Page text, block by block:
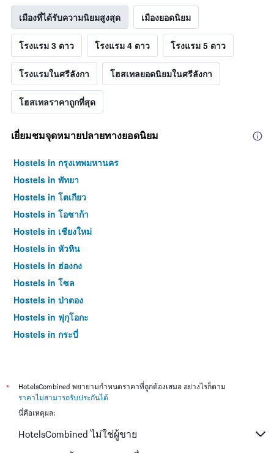
เมืองที่ได้รับความนิยมสูงสุด เมืองยอดนิยม
โรงแรม 3 ดาว โรงแรม 4 ดาว โรงแรม 5 ดาว
โรงแรมในศรีลังกา โฮสเทลยอดนิยมในศรีลังกา
โฮสเทลราคาถูกที่สุด
เยี่ยมชมจุดหมายปลายทางยอดนิยม
Hostels in กรุงเทพมหานคร
Hostels in พัทยา
Hostels in โตเกียว
Hostels in โอซาก้า
Hostels in เชียงใหม่
Hostels in หัวหิน
Hostels in ฮ่องกง
Hostels in โซล
Hostels in ป่าตอง
Hostels in ฟุกุโอกะ
Hostels in กระบี่
Hostels in เซี่ยงไฮ้
Hostels in ไทเป
Hostels in หาดใหญ่
Hostels in ภูเก็ต
*
HotelsCombined พยายามกำหนดราคาที่ถูกต้องเสมอ อย่างไรก็ตาม
ราคาไม่สามารถรับประกันได้
นี่คือเหตุผล:
HotelsCombined ไม่ใช่ผู้ขาย